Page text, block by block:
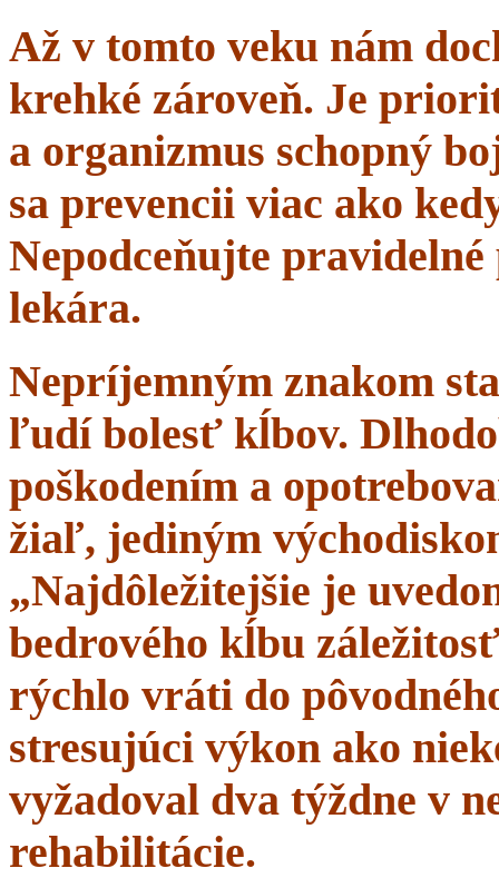
Až v tomto veku nám
krehké zároveň. Je
a organizmus schopný
sa prevencii viac ako
Nepodceňujte
lekára.
Nepríjemným znakom
ľudí bolesť kĺbov.
poškodením a
žiaľ, jediným
„Najdôležitejšie je
bedrového kĺbu
rýchlo vráti do
stresujúci výkon ako
vyžadoval dva týždne v
rehabilitácie.